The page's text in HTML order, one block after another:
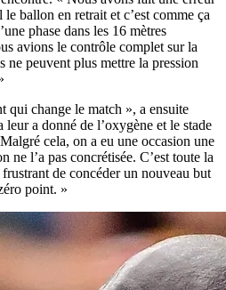
ballon en retrait et c’est comme ça
phase dans les 16 mètres
avions le contrôle complet sur la
ne peuvent plus mettre la pression
qui change le match », a ensuite
a donné de l’oxygène et le stade
cela, on a eu une occasion une
ne l’a pas concrétisée. C’est toute la
de concéder un nouveau but
point. »